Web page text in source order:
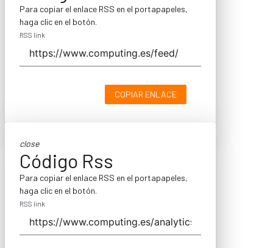
Para copiar el enlace RSS en el portapapeles,
haga clic en el botón.
RSS link
COPIAR ENLACE
close
Código Rss
Para copiar el enlace RSS en el portapapeles,
haga clic en el botón.
RSS link